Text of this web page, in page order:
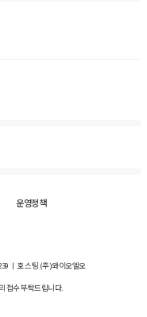
운영정책
ㅣ 호스팅 (주)와이오엘오
접수 부탁드립니다.